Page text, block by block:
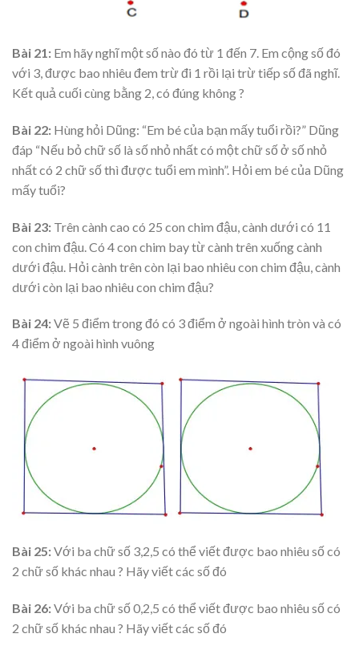
Bài 21: Em hãy nghĩ một số nào đó từ 1 đến 7. Em cộng số đó
với 3, được bao nhiêu đem trừ đi 1 rồi lại trừ tiếp số đã nghĩ.
Kết quả cuối cùng bằng 2, có đúng không ?
Bài 22: Hùng hỏi Dũng: “Em bé của bạn mấy tuổi rồi?” Dũng
đáp “Nếu bỏ chữ số là số nhỏ nhất có một chữ số ở số nhỏ
nhất có 2 chữ số thì được tuổi em mình”. Hỏi em bé của Dũng
mấy tuổi?
Bài 23: Trên cành cao có 25 con chim đậu, cành dưới có 11
con chim đậu. Có 4 con chim bay từ cành trên xuống cành
dưới đậu. Hỏi cành trên còn lại bao nhiêu con chim đậu, cành
dưới còn lại bao nhiêu con chim đậu?
Bài 24:Vẽ 5 điểm trong đó có 3 điểm ở ngoài hình tròn và có
4 điểm ở ngoài hình vuông
Bài 25:Với ba chữ số 3,2,5 có thể viết được bao nhiêu số có
2 chữ số khác nhau ? Hãy viết các số đó
Bài 26:Với ba chữ số 0,2,5 có thể viết được bao nhiêu số có
2 chữ số khác nhau ? Hãy viết các số đó